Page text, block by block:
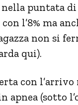
puntata
l’8% ma
non si
qui).
con
apnea (sotto